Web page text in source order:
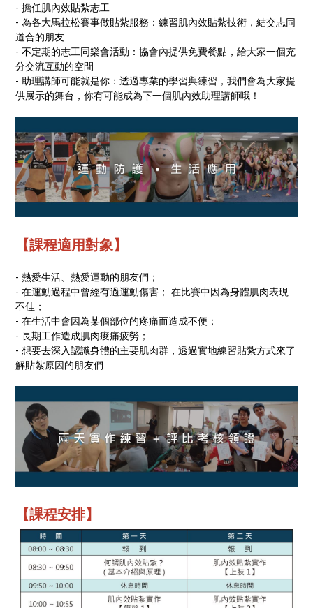
- 擔任肌內效貼紮志工
- 為各大馬拉松賽事做貼紮服務：練習肌內效貼紮技術，結交志同
道合的朋友
- 不定期的志工同樂會活動：協會內提供免費餐點，給大家一個充
分交流互動的空間
- 助理講師可能就是你：透過專業的學習與練習，我們會為大家提
供展示的舞台，你有可能成為下一個肌內效助理講師哦！
【課程適用對象】
- 熱愛生活、熱愛運動的朋友們；
- 在運動過程中曾經有過運動傷害； 在比賽中因為身體肌肉表現
不佳；
- 在生活中會因為某個部位的疼痛而造成不便；
- 長期工作造成肌肉痠痛疲勞；
- 想要去深入認識身體的主要肌肉群，透過實地練習貼紮方式來了
解貼紮原因的朋友們
【課程安排】